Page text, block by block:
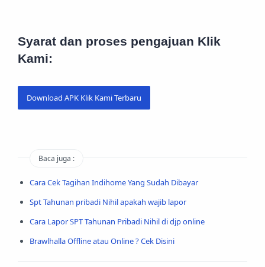
Syarat dan proses pengajuan Klik
Kami:
Download APK Klik Kami Terbaru
Baca juga :
Cara Cek Tagihan Indihome Yang Sudah Dibayar
Spt Tahunan pribadi Nihil apakah wajib lapor
Cara Lapor SPT Tahunan Pribadi Nihil di djp online
Brawlhalla Offline atau Online ? Cek Disini